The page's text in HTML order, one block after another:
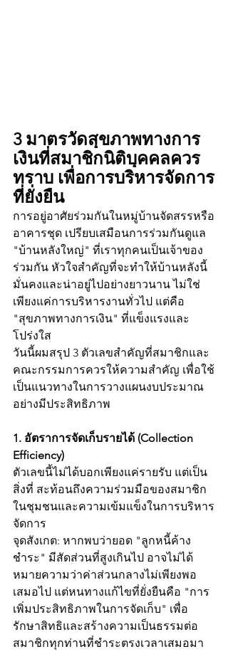
3 มาตรวัดสุขภาพทางการ
เงินที่สมาชิกนิติบุคคลควร
ทราบ เพื่อการบริหารจัดการ
ที่ยั่งยืน
การอยู่อาศัยร่วมกันในหมู่บ้านจัดสรรหรือ
อาคารชุด เปรียบเสมือนการร่วมกันดูแล
"บ้านหลังใหญ่" ที่เราทุกคนเป็นเจ้าของ
ร่วมกัน หัวใจสำคัญที่จะทำให้บ้านหลังนี้
มั่นคงและน่าอยู่ไปอย่างยาวนาน ไม่ใช่
เพียงแค่การบริหารงานทั่วไป แต่คือ
"สุขภาพทางการเงิน" ที่แข็งแรงและ
โปร่งใส
วันนี้ผมสรุป 3 ตัวเลขสำคัญที่สมาชิกและ
คณะกรรมการควรให้ความสำคัญ เพื่อใช้
เป็นแนวทางในการวางแผนงบประมาณ
อย่างมีประสิทธิภาพ
1. อัตราการจัดเก็บรายได้ (Collection
Efficiency)
ตัวเลขนี้ไม่ได้บอกเพียงแค่รายรับ แต่เป็น
สิ่งที่ สะท้อนถึงความร่วมมือของสมาชิก
ในชุมชนและความเข้มแข็งในการบริหาร
จัดการ
จุดสังเกต: หากพบว่ายอด "ลูกหนี้ค้าง
ชำระ" มีสัดส่วนที่สูงเกินไป อาจไม่ได้
หมายความว่าค่าส่วนกลางไม่เพียงพอ
เสมอไป แต่หนทางแก้ไขที่ยั่งยืนคือ "การ
เพิ่มประสิทธิภาพในการจัดเก็บ" เพื่อ
รักษาสิทธิและสร้างความเป็นธรรมต่อ
สมาชิกทุกท่านที่ชำระตรงเวลาเสมอมา